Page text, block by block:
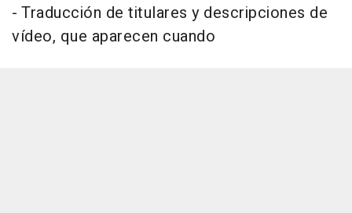
- Traducción de titulares y descripciones de
vídeo, que aparecen cuando